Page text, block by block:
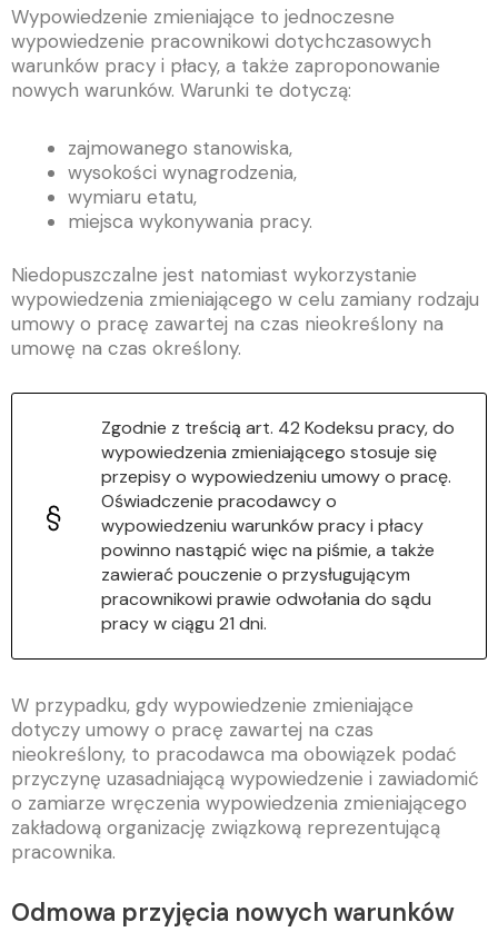
Wypowiedzenie zmieniające to jednoczesne
wypowiedzenie pracownikowi dotychczasowych
warunków pracy i płacy, a także zaproponowanie
nowych warunków. Warunki te dotyczą:
zajmowanego stanowiska,
wysokości wynagrodzenia,
wymiaru etatu,
miejsca wykonywania pracy.
Niedopuszczalne jest natomiast wykorzystanie
wypowiedzenia zmieniającego w celu zamiany rodzaju
umowy o pracę zawartej na czas nieokreślony na
umowę na czas określony.
Zgodnie z treścią art. 42 Kodeksu pracy, do
wypowiedzenia zmieniającego stosuje się
przepisy o wypowiedzeniu umowy o pracę.
Oświadczenie pracodawcy o
wypowiedzeniu warunków pracy i płacy
powinno nastąpić więc na piśmie, a także
zawierać pouczenie o przysługującym
pracownikowi prawie odwołania do sądu
pracy w ciągu 21 dni.
W przypadku, gdy wypowiedzenie zmieniające
dotyczy umowy o pracę zawartej na czas
nieokreślony, to pracodawca ma obowiązek podać
przyczynę uzasadniającą wypowiedzenie i zawiadomić
o zamiarze wręczenia wypowiedzenia zmieniającego
zakładową organizację związkową reprezentującą
pracownika.
Odmowa przyjęcia nowych warunków